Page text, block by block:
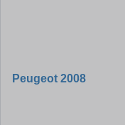
Peugeot 2008